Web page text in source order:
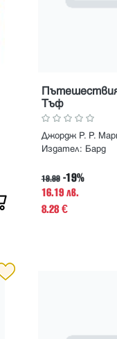
Тъф
Джордж Р. Р.
Издател: Бард
19.99 -19%
16.19 лв.
8.28€